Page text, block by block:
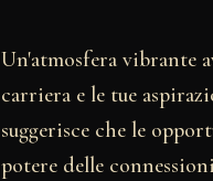
Un'atmosfera vibrante
carriera e le tue
suggerisce che le
potere delle